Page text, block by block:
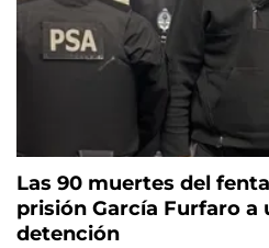
Las 90 muertes del
prisión García Furfaro a
detención